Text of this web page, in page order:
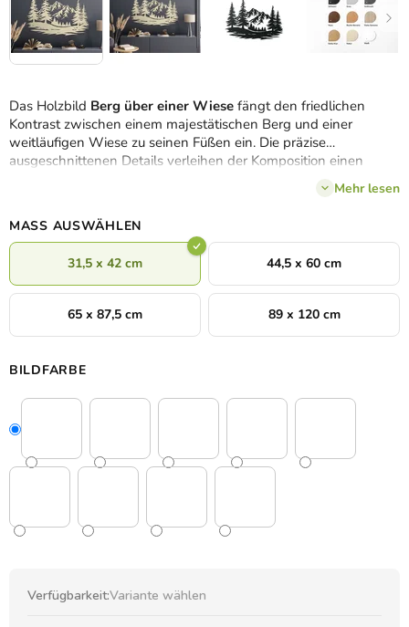
Das Holzbild Berg über einer Wiese fängt den friedlichen
Kontrast zwischen einem majestätischen Berg und einer
weitläufigen Wiese zu seinen Füßen ein. Die präzise
ausgeschnittenen Details verleihen der Komposition einen
realistischen und harmonischen Look. Dieses Bild bringt dem
Gefühl von Freiheit und Verbindung mit der
Mehr lesen
MASS AUSWÄHLEN
31,5 x 42 cm 44,5 x 60 cm
65 x 87,5 cm 89 x 120 cm
BILDFARBE
Verfügbarkeit:Variante wählen